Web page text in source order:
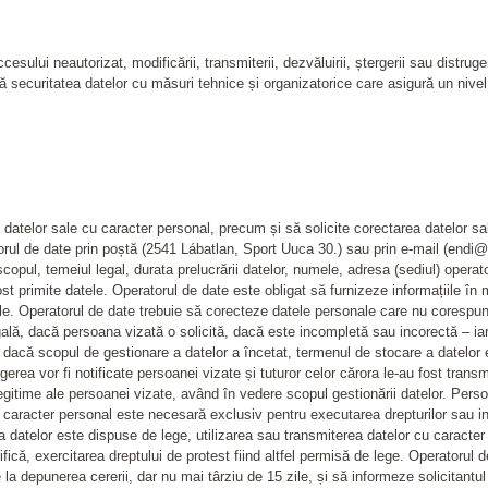
neautorizat, modificării, transmiterii, dezvăluirii, ștergerii sau
securitatea datelor cu măsuri tehnice și organizatorice care asigură un
sale cu caracter personal, precum și să solicite corectarea datelor
de date prin poștă (2541 Lábatlan, Sport Uuca 30.) sau prin e-mail
temeiul legal, durata prelucrării datelor, numele, adresa (sediul)
primite datele. Operatorul de date este obligat să furnizeze informațiile
Operatorul de date trebuie să corecteze datele personale care nu
dacă persoana vizată o solicită, dacă este incompletă sau incorectă –
scopul de gestionare a datelor a încetat, termenul de stocare a
vor fi notificate persoanei vizate și tuturor celor cărora le-au fost
ale persoanei vizate, având în vedere scopul gestionării datelor.
personal este necesară exclusiv pentru executarea drepturilor sau
este dispuse de lege, utilizarea sau transmiterea datelor cu
exercitarea dreptului de protest fiind altfel permisă de lege. Operatorul
depunerea cererii, dar nu mai târziu de 15 zile, și să informeze